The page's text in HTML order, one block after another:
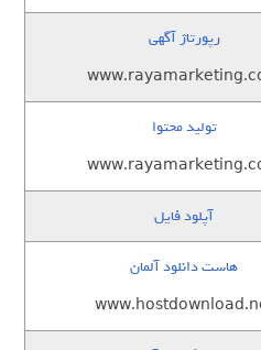
رپورتاژ آگهی
تولید محتوا
آپلود فایل
هاست دانلود آلمان